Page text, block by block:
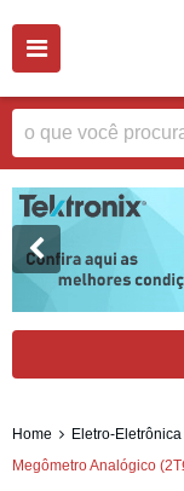
Home Eletro-Eletrônica
Megômetro Analógico